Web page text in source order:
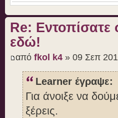
Re:
εδώ!
από fkol k4 » 09 Σεπ
Learner έγραψε:
Για άνοιξε να
ξέρεις.